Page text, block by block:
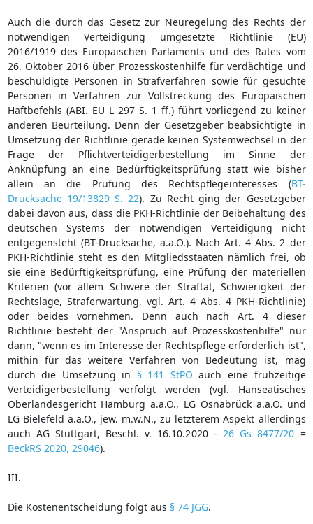
Auch die durch das Gesetz zur Neuregelung des Rechts der
notwendigen Verteidigung umgesetzte Richtlinie (EU)
2016/1919 des Europäischen Parlaments und des Rates vom
26. Oktober 2016 über Prozesskostenhilfe für verdächtige und
beschuldigte Personen in Strafverfahren sowie für gesuchte
Personen in Verfahren zur Vollstreckung des Europäischen
Haftbefehls (ABI. EU L 297 S. 1 ff.) führt vorliegend zu keiner
anderen Beurteilung. Denn der Gesetzgeber beabsichtigte in
Umsetzung der Richtlinie gerade keinen Systemwechsel in der
Frage der Pflichtverteidigerbestellung im Sinne der
Anknüpfung an eine Bedürftigkeitsprüfung statt wie bisher
allein an die Prüfung des Rechtspflegeinteresses (BT-
Drucksache 19/13829 S. 22). Zu Recht ging der Gesetzgeber
dabei davon aus, dass die PKH-Richtlinie der Beibehaltung des
deutschen Systems der notwendigen Verteidigung nicht
entgegensteht (BT-Drucksache, a.a.O.). Nach Art. 4 Abs. 2 der
PKH-Richtlinie steht es den Mitgliedsstaaten nämlich frei, ob
sie eine Bedürftigkeitsprüfung, eine Prüfung der materiellen
Kriterien (vor allem Schwere der Straftat, Schwierigkeit der
Rechtslage, Straferwartung, vgl. Art. 4 Abs. 4 PKH-Richtlinie)
oder beides vornehmen. Denn auch nach Art. 4 dieser
Richtlinie besteht der "Anspruch auf Prozesskostenhilfe" nur
dann, "wenn es im Interesse der Rechtspflege erforderlich ist",
mithin für das weitere Verfahren von Bedeutung ist, mag
durch die Umsetzung in § 141 StPO auch eine frühzeitige
Verteidigerbestellung verfolgt werden (vgl. Hanseatisches
Oberlandesgericht Hamburg a.a.O., LG Osnabrück a.a.O. und
LG Bielefeld a.a.O., jew. m.w.N., zu letzterem Aspekt allerdings
auch AG Stuttgart, Beschl. v. 16.10.2020 - 26 Gs 8477/20 =
BeckRS 2020, 29046).
III.
Die Kostenentscheidung folgt aus § 74 JGG.